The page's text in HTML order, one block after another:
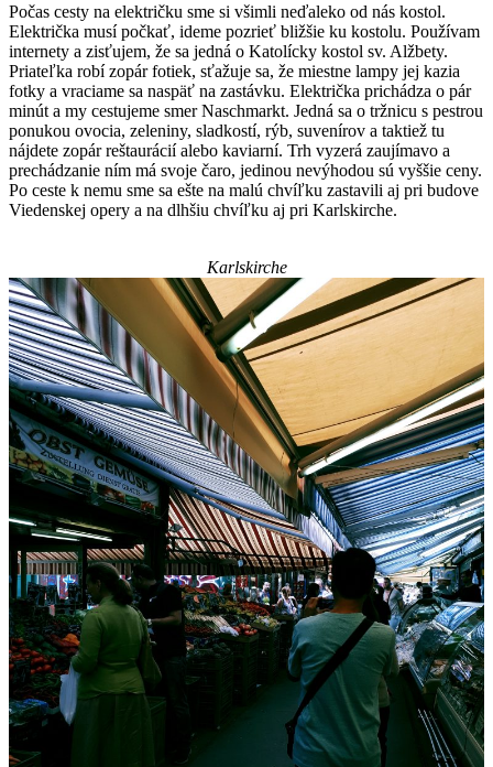
Počas cesty na električku sme si všimli neďaleko od nás kostol.
Električka musí počkať, ideme pozrieť bližšie ku kostolu. Používam
internety a zisťujem, že sa jedná o Katolícky kostol sv. Alžbety.
Priateľka robí zopár fotiek, sťažuje sa, že miestne lampy jej kazia
fotky a vraciame sa naspäť na zastávku. Električka prichádza o pár
minút a my cestujeme smer Naschmarkt. Jedná sa o tržnicu s pestrou
ponukou ovocia, zeleniny, sladkostí, rýb, suvenírov a taktiež tu
nájdete zopár reštaurácií alebo kaviarní. Trh vyzerá zaujímavo a
prechádzanie ním má svoje čaro, jedinou nevýhodou sú vyššie ceny.
Po ceste k nemu sme sa ešte na malú chvíľku zastavili aj pri budove
Viedenskej opery a na dlhšiu chvíľku aj pri Karlskirche.
Karlskirche